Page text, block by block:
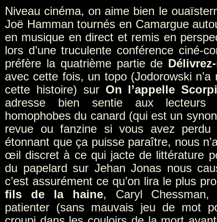
Niveau cinéma, on aime bien le
Joë Hamman tournés en Camargue
en musique en direct et remis en
lors d’une truculente conférence ciné-
préfère la quatrième partie de
avec cette fois, un topo (Jodorowski n’a
cette histoire) sur On l’appelle
adresse bien sentie aux lecteurs
homophobes du canard (qui est un
revue ou fanzine si vous avez
étonnant que ça puisse paraître, nous
œil discret à ce qui jacte de littérature
du papelard sur Jehan Jonas nous
c’est assurément ce qu’on lira le plus
fils de la haine, Caryl Chessman,
patienter (sans mauvais jeu de mot